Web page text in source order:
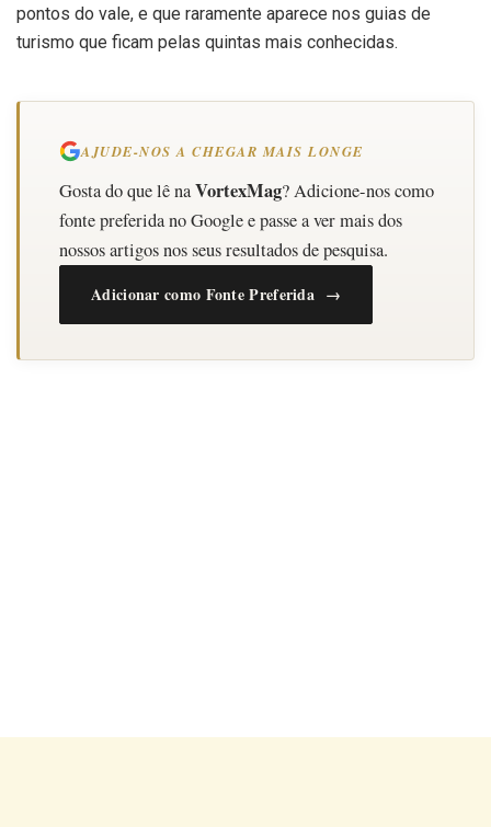
pontos do vale, e que raramente aparece nos guias de
turismo que ficam pelas quintas mais conhecidas.
AJUDE-NOS A CHEGAR MAIS LONGE
Gosta do que lê naVortexMag? Adicione-nos como
fonte preferida no Google e passe a ver mais dos
nossos artigos nos seus resultados de pesquisa.
Adicionar como Fonte Preferida →